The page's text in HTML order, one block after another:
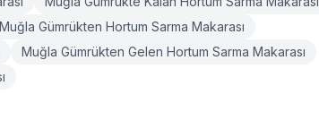
Muğla Gümrükten Hortum Sarma Makarası
Muğla Gümrükten Gelen Hortum Sarma Makarası